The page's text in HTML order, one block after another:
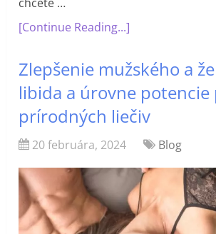
[Continue Reading...]
Zlepšenie mužského a
libida a úrovne potencie
prírodných liečiv
20 februára, 2024 Blog